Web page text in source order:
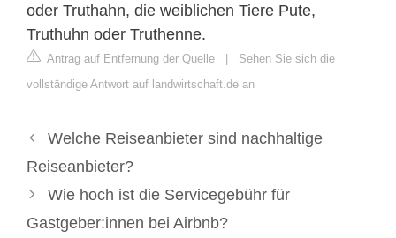
oder Truthahn, die weiblichen Tiere Pute,
Truthuhn oder Truthenne.
Antrag auf Entfernung der Quelle | Sehen Sie sich die
vollständige Antwort auf landwirtschaft.de an
Welche Reiseanbieter sind nachhaltige
Reiseanbieter?
Wie hoch ist die Servicegebühr für
Gastgeber:innen bei Airbnb?